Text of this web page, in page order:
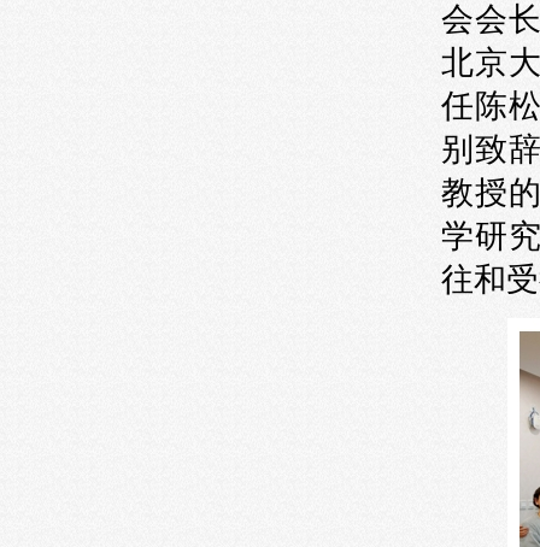
会会
北京
任陈
别致
教授
学研
往和